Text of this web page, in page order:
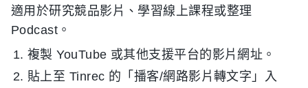
適用於研究競品影片、學習線上課程或整理
Podcast。
複製 YouTube 或其他支援平台的影片網址。
貼上至 Tinrec 的「播客/網路影片轉文字」入